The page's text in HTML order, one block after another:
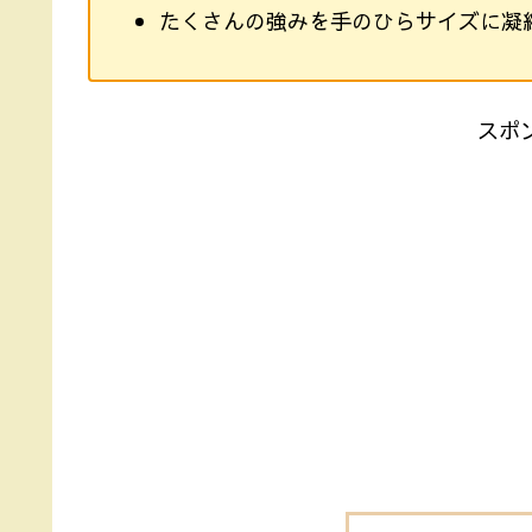
たくさんの強みを手のひらサイズに凝
スポ